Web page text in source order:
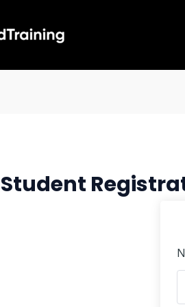
Student